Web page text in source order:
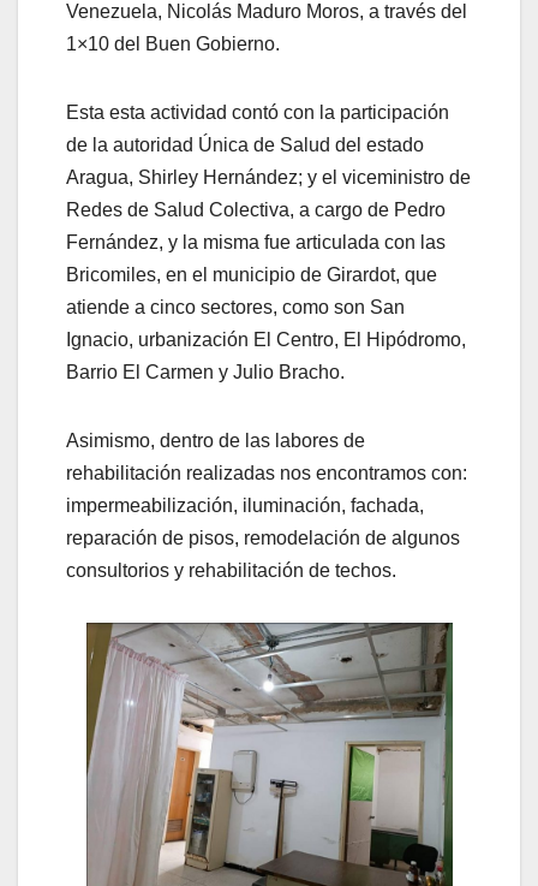
Venezuela, Nicolás Maduro Moros, a través del
1×10 del Buen Gobierno.
Esta esta actividad contó con la participación
de la autoridad Única de Salud del estado
Aragua, Shirley Hernández; y el viceministro de
Redes de Salud Colectiva, a cargo de Pedro
Fernández, y la misma fue articulada con las
Bricomiles, en el municipio de Girardot, que
atiende a cinco sectores, como son San
Ignacio, urbanización El Centro, El Hipódromo,
Barrio El Carmen y Julio Bracho.
Asimismo, dentro de las labores de
rehabilitación realizadas nos encontramos con:
impermeabilización, iluminación, fachada,
reparación de pisos, remodelación de algunos
consultorios y rehabilitación de techos.